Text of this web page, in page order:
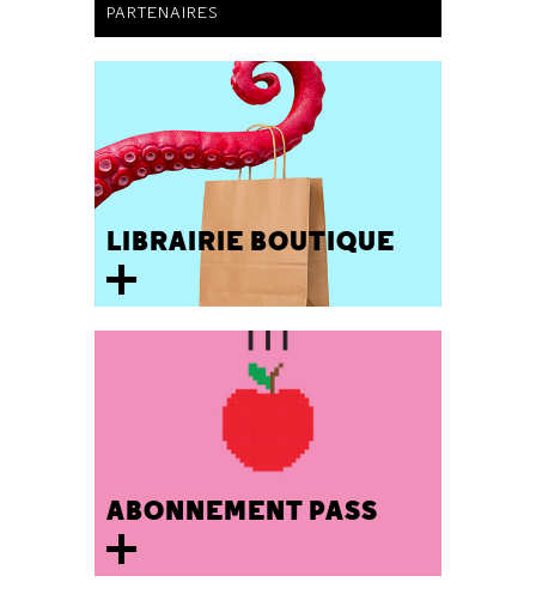
PARTENAIRES
LIBRAIRIE BOUTIQUE
ABONNEMENT PASS